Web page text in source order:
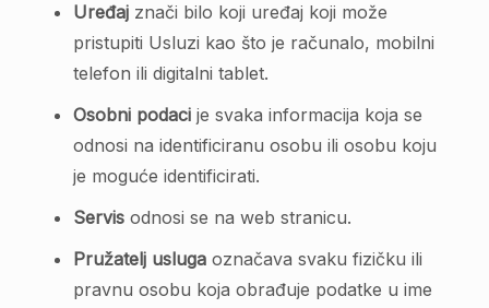
Uređajznači bilo koji uređaj koji može
pristupiti Usluzi kao što je računalo, mobilni
telefon ili digitalni tablet.
Osobni podacije svaka informacija koja se
odnosi na identificiranu osobu ili osobu koju
je moguće identificirati.
Servisodnosi se na web stranicu.
Pružatelj uslugaoznačava svaku fizičku ili
pravnu osobu koja obrađuje podatke u ime